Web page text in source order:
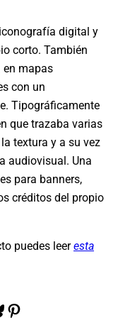
digital y
corto. También
en mapas
con un
Tipográficamente
que trazaba varias
textura y a su vez
audiovisual. Una
para banners,
créditos del propio
puedes leeresta
Pinterest